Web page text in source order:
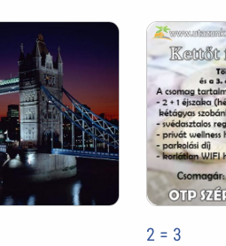
2 = 3